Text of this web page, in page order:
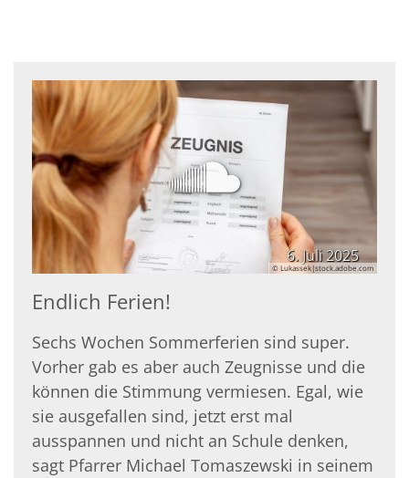
6. Juli 2025
© Lukassek|stock.adobe.com
Endlich Ferien!
Sechs Wochen Sommerferien sind super.
Vorher gab es aber auch Zeugnisse und die
können die Stimmung vermiesen. Egal, wie
sie ausgefallen sind, jetzt erst mal
ausspannen und nicht an Schule denken,
sagt Pfarrer Michael Tomaszewski in seinem